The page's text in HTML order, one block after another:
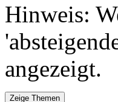
Hinweis:
angezeigt.